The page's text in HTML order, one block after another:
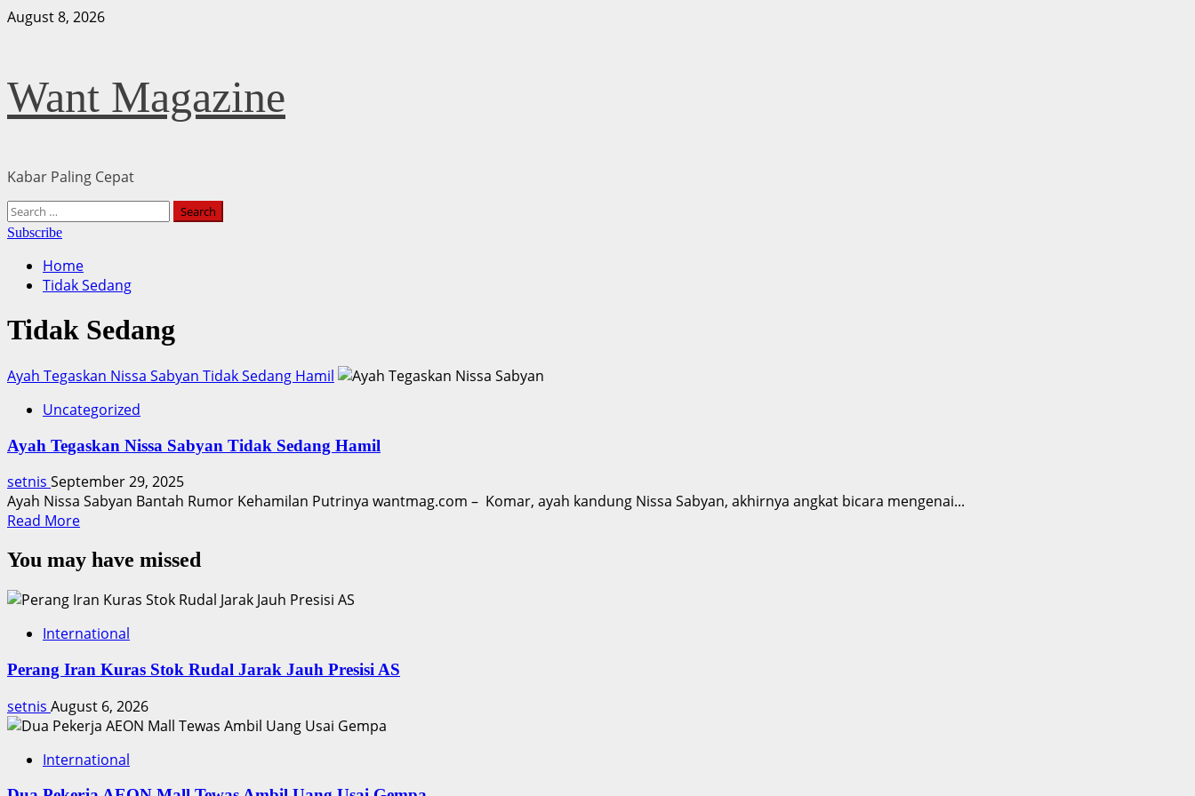
Skip
August 8, 2026
Want Magazine
Kabar Paling Cepat
Primary
Menu
Search
for:
Subscribe
Home
Tidak Sedang
Tidak Sedang
Ayah Tegaskan Nissa Sabyan Tidak Sedang Hamil
Uncategorized
Ayah Tegaskan Nissa Sabyan Tidak Sedang Hamil
setnis September 29, 2025
Ayah Nissa Sabyan Bantah Rumor Kehamilan Putrinya wantmag.com – Komar, ayah kandung Nissa Sabyan, akhirnya angkat bicara mengenai...
Read MoreRead
about
Tegaskan
Sabyan
Sedang
You may have missed
International
Perang Iran Kuras Stok Rudal Jarak Jauh Presisi AS
setnis August 6, 2026
International